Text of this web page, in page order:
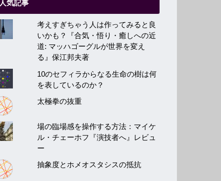
人気記事
考えすぎちゃう人は作ってみると良
いかも？『合気・悟り・癒しへの近
道: マッハゴーグルが世界を変え
る』保江邦夫著
10のセフィラからなる生命の樹は何
を表しているのか？
太極拳の抜重
場の臨場感を操作する方法：マイケ
ル・チェーホフ『演技者へ』レビュ
ー
抽象度とホメオスタシスの抵抗